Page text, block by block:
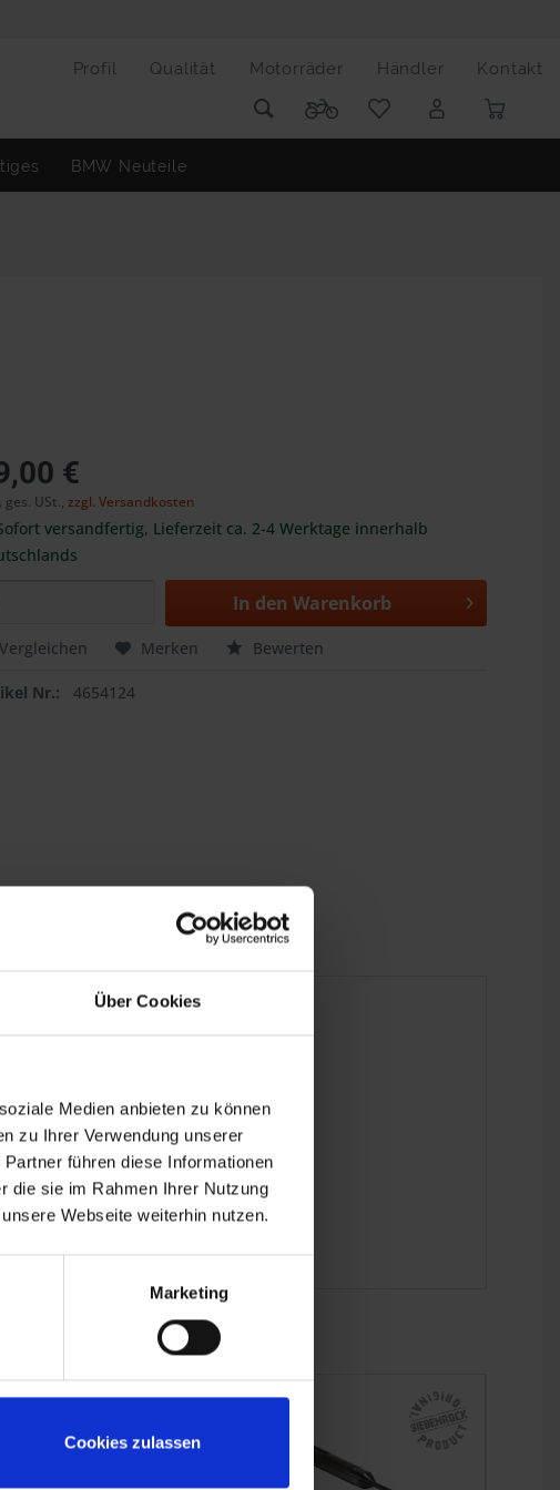
Über Cookies
Medien anbieten zu können
zu Ihrer Verwendung unserer
führen diese Informationen
die sie im Rahmen Ihrer Nutzung
Webseite weiterhin nutzen.
Marketing
Cookies zulassen
Profil Qualität Motorräder Händler Kontakt
BMW Neuteile
€
ges. USt.,zzgl. Versandkosten
versandfertig, Lieferzeit ca. 2-4 Werktage innerhalb
In den Warenkorb
Vergleichen Merken Bewerten
Nr.: 4654124